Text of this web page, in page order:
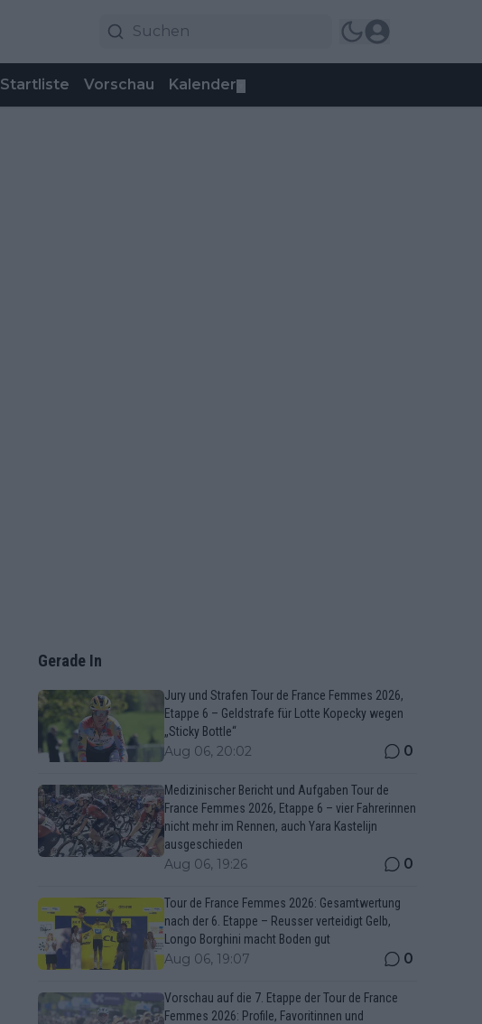
Startliste Vorschau Kalender
Gerade In
Jury und Strafen Tour de France Femmes 2026,
Etappe 6 – Geldstrafe für Lotte Kopecky wegen
„Sticky Bottle“
Aug 06, 20:02 0
Medizinischer Bericht und Aufgaben Tour de
France Femmes 2026, Etappe 6 – vier Fahrerinnen
nicht mehr im Rennen, auch Yara Kastelijn
ausgeschieden
Aug 06, 19:26 0
Tour de France Femmes 2026: Gesamtwertung
nach der 6. Etappe – Reusser verteidigt Gelb,
Longo Borghini macht Boden gut
Aug 06, 19:07 0
Vorschau auf die 7. Etappe der Tour de France
Femmes 2026: Profile, Favoritinnen und